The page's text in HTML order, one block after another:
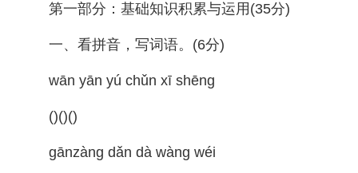
第一部分：基础知识积累与运用(35分)
一、看拼音，写词语。(6分)
wān yān yú chǔn xī shēng
()()()
gānzàng dǎn dà wàng wéi